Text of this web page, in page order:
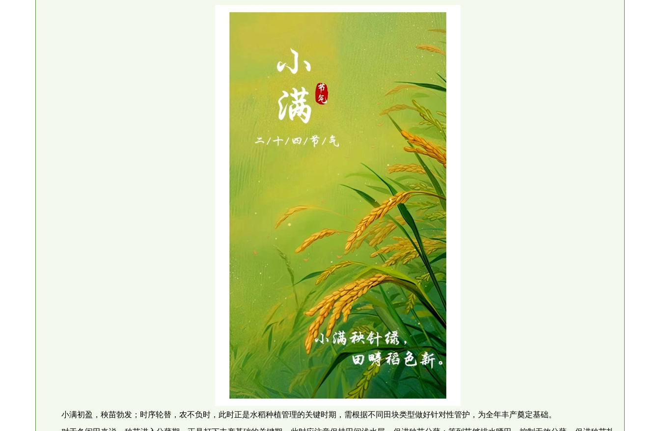
小满初盈，秧苗勃发；时序轮替，农不负时，此时正是水稻种植管理的关键时期，需根据不同田块类型做好针对性管护，为全年丰产奠定基础。